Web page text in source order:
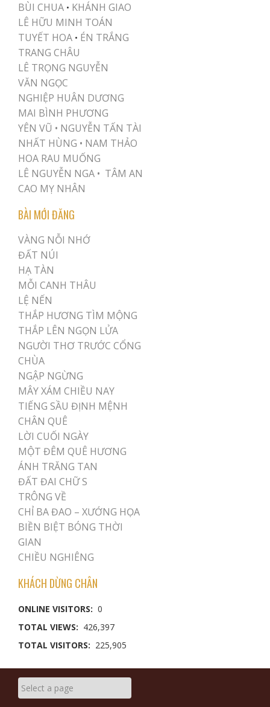
BÙI CHUA • KHÁNH GIAO
LÊ HỮU MINH TOÁN
TUYẾT HOA • ÉN TRẮNG
TRANG CHÂU
LÊ TRỌNG NGUYỄN
VĂN NGỌC
NGHIỆP HUÂN DƯƠNG
MAI BÌNH PHƯƠNG
YÊN VŨ • NGUYỄN TẤN TÀI
NHẤT HÙNG • NAM THẢO
HOA RAU MUỐNG
LÊ NGUYỄN NGA • TÂM AN
CAO MỴ NHÂN
BÀI MỚI ĐĂNG
VÀNG NỖI NHỚ
ĐẤT NÚI
HẠ TÀN
MỖI CANH THÂU
LỆ NẾN
THẮP HƯƠNG TÌM MỘNG
THẮP LÊN NGỌN LỬA
NGƯỜI THƠ TRƯỚC CỔNG
CHÙA
NGẬP NGỪNG
MÂY XÁM CHIỀU NAY
TIẾNG SẦU ĐỊNH MỆNH
CHÂN QUÊ
LỜI CUỐI NGÀY
MỘT ĐÊM QUÊ HƯƠNG
ÁNH TRĂNG TAN
ĐẤT ĐAI CHỮ S
TRÔNG VỀ
CHỈ BA ĐAO – XƯỚNG HỌA
BIỀN BIỆT BÓNG THỜI
GIAN
CHIỀU NGHIÊNG
KHÁCH DỪNG CHÂN
ONLINE VISITORS: 0
TOTAL VIEWS: 426,397
TOTAL VISITORS: 225,905